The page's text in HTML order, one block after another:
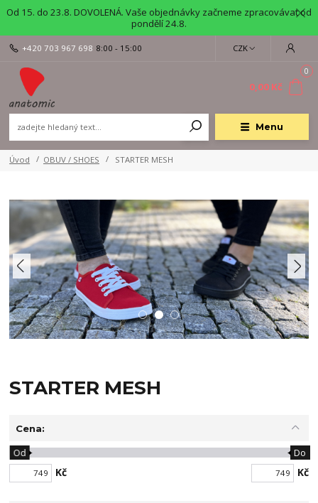
Od 15. do 23.8. DOVOLENÁ. Vaše objednávky začneme zpracovávat od
pondělí 24.8.
Menu
CZK
+420 703 967 698 8:00 - 15:00
0
0,00 Kč
Úvod OBUV / SHOES STARTER MESH
STARTER MESH
Cena:
Kč
Od Do
Kč